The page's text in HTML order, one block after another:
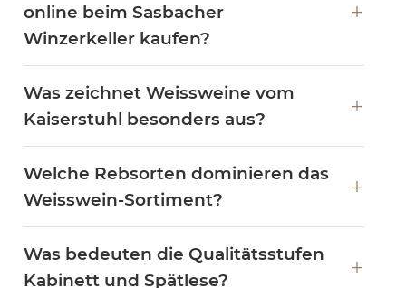
online beim Sasbacher
Winzerkeller kaufen?
Was zeichnet Weissweine vom
Kaiserstuhl besonders aus?
Welche Rebsorten dominieren das
Weisswein-Sortiment?
Was bedeuten die Qualitätsstufen
Kabinett und Spätlese?